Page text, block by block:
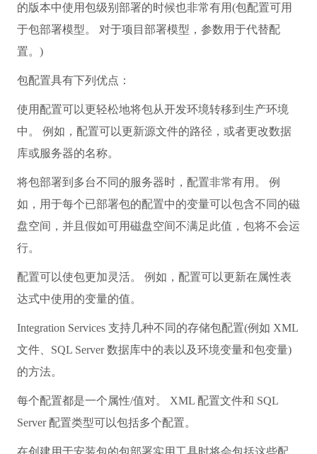
包配置在SSIS 2012之前的版本中非常重要，在SSIS 2012
的版本中使用包级别部署的时候也非常有用(包配置可用
置。)
使用配置可以更轻松地将包从开发环境转移到生产环境
中。 例如，配置可以更新源文件的路径，或者更改数据
将包部署到多台不同的服务器时，配置非常有用。 例